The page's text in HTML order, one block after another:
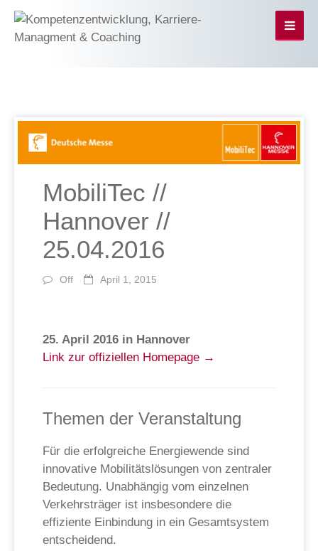
MobiliTec //
Hannover //
25.04.2016
Off April 1, 2015
25. April 2016 in Hannover
Link zur offiziellen Homepage →
Themen der Veranstaltung
Für die erfolgreiche Energiewende sind
innovative Mobilitätslösungen von zentraler
Bedeutung. Unabhängig vom einzelnen
Verkehrsträger ist insbesondere die
effiziente Einbindung in ein Gesamtsystem
entscheidend.